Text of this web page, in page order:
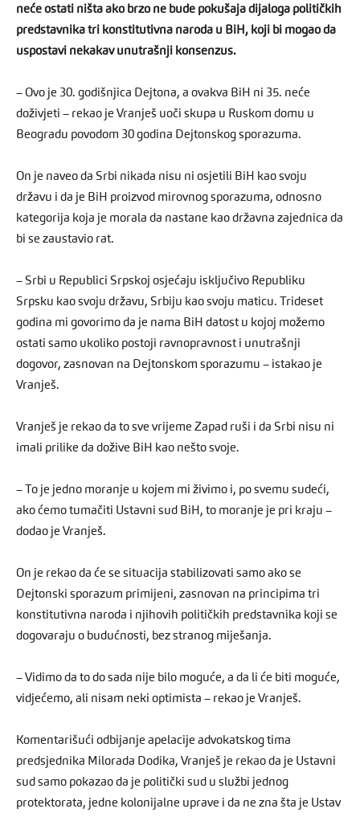
neće ostati ništa ako brzo ne bude pokušaja dijaloga političkih
predstavnika tri konstitutivna naroda u BiH, koji bi mogao da
uspostavi nekakav unutrašnji konsenzus.
– Ovo je 30. godišnjica Dejtona, a ovakva BiH ni 35. neće
doživjeti – rekao je Vranješ uoči skupa u Ruskom domu u
Beogradu povodom 30 godina Dejtonskog sporazuma.
On je naveo da Srbi nikada nisu ni osjetili BiH kao svoju
državu i da je BiH proizvod mirovnog sporazuma, odnosno
kategorija koja je morala da nastane kao državna zajednica da
bi se zaustavio rat.
– Srbi u Republici Srpskoj osjećaju isključivo Republiku
Srpsku kao svoju državu, Srbiju kao svoju maticu. Trideset
godina mi govorimo da je nama BiH datost u kojoj možemo
ostati samo ukoliko postoji ravnopravnost i unutrašnji
dogovor, zasnovan na Dejtonskom sporazumu – istakao je
Vranješ.
Vranješ je rekao da to sve vrijeme Zapad ruši i da Srbi nisu ni
imali prilike da dožive BiH kao nešto svoje.
– To je jedno moranje u kojem mi živimo i, po svemu sudeći,
ako ćemo tumačiti Ustavni sud BiH, to moranje je pri kraju –
dodao je Vranješ.
On je rekao da će se situacija stabilizovati samo ako se
Dejtonski sporazum primijeni, zasnovan na principima tri
konstitutivna naroda i njihovih političkih predstavnika koji se
dogovaraju o budućnosti, bez stranog miješanja.
– Vidimo da to do sada nije bilo moguće, a da li će biti moguće,
vidjećemo, ali nisam neki optimista – rekao je Vranješ.
Komentarišući odbijanje apelacije advokatskog tima
predsjednika Milorada Dodika, Vranješ je rekao da je Ustavni
sud samo pokazao da je politički sud u službi jednog
protektorata, jedne kolonijalne uprave i da ne zna šta je Ustav